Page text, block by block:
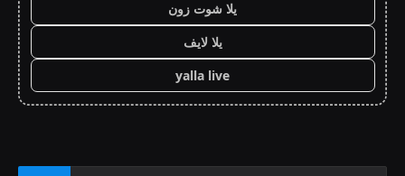
يلا شوت زون
يلا لايف
yalla live